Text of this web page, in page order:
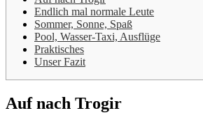
Endlich mal normale Leute
Sommer, Sonne, Spaß
Pool, Wasser-Taxi, Ausflüge
Praktisches
Unser Fazit
Auf nach Trogir